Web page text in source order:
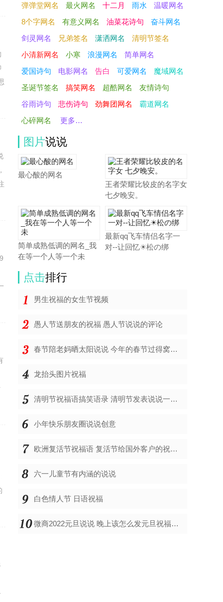
弹弹堂网名
最火网名 十二月 雨水
温暖网名
8个字网名
有意义网名 油菜花诗句
奋斗网名
剑灵网名
兄弟签名 潇洒网名
清明节签名
小清新网名
小寒 浪漫网名
简单网名
爱国诗句
电影网名 告白 可爱网名
魔域网名
圣诞节签名
搞笑网名 超酷网名
友情诗句
谷雨诗句
悲伤诗句 劲舞团网名
霸道网名
心碎网名
更多…
图片说说
最心酸的网名
王者荣耀比较皮的名字女
七夕晚安。
简单成熟低调的网名_我
在等一个人等一个未
最新qq飞车情侣名字一
对--让回忆☀松の绑
点击排行
男生祝福的女生节视频
愚人节送朋友的祝福 愚人节说说的评论
春节陪老妈晒太阳说说 今年的春节过得窝囊说说
龙抬头图片祝福
清明节祝福语搞笑语录 清明节发表说说一句话
小年快乐朋友圈说说创意
欧洲复活节祝福语 复活节给国外客户的祝福语英文怎么说
六一儿童节有内涵的说说
白色情人节 日语祝福
微商2022元旦说说 晚上该怎么发元旦祝福语大全